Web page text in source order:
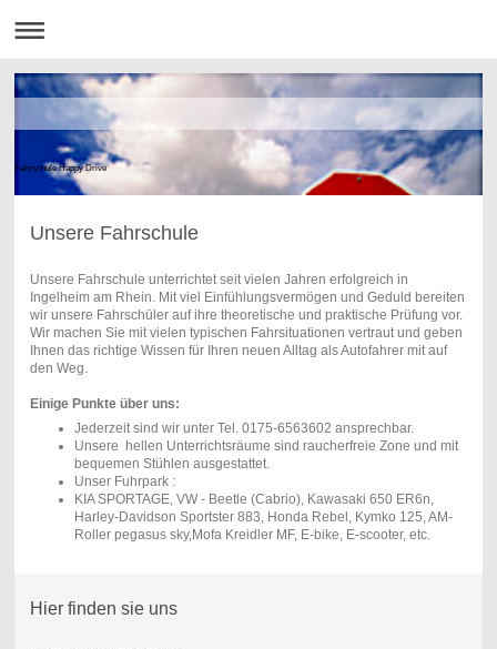
Fahrschule Happy Drive
Unsere Fahrschule
Unsere Fahrschule unterrichtet seit vielen Jahren erfolgreich in
Ingelheim am Rhein. Mit viel Einfühlungsvermögen und Geduld bereiten
wir unsere Fahrschüler auf ihre theoretische und praktische Prüfung vor.
Wir machen Sie mit vielen typischen Fahrsituationen vertraut und geben
Ihnen das richtige Wissen für Ihren neuen Alltag als Autofahrer mit auf
den Weg.
Einige Punkte über uns:
Jederzeit sind wir unter Tel. 0175-6563602 ansprechbar.
Unsere hellen Unterrichtsräume sind raucherfreie Zone und mit
bequemen Stühlen ausgestattet.
Unser Fuhrpark :
KIA SPORTAGE, VW - Beetle (Cabrio), Kawasaki 650 ER6n,
Harley-Davidson Sportster 883, Honda Rebel, Kymko 125, AM-
Roller pegasus sky,Mofa Kreidler MF, E-bike, E-scooter, etc.
Hier finden sie uns